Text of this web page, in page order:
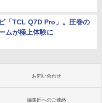
「TCL Q7D Pro」。圧巻の
ムが極上体験に
お問い合わせ
編集部へのご連絡